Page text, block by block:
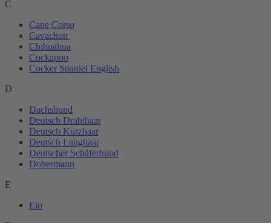
C
Cane Corso
Cavachon
Chihuahua
Cockapoo
Cocker Spaniel English
D
Dachshund
Deutsch Drahthaar
Deutsch Kurzhaar
Deutsch Langhaar
Deutscher Schäferhund
Dobermann
E
Elo